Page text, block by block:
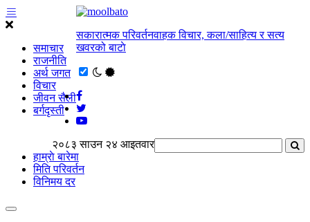
समाचार
राजनीति
अर्थ जगत
विचार
जीवन सैली
बर्गदृस्ती
सकारात्मक परिवर्तनवाहक विचार, कला/साहित्य र सत्य
खवरको बाटाे
२०८३ साउन २४ आइतवार
हाम्राे बारेमा
मिति परिवर्तन
विनिमय दर